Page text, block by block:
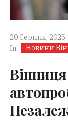
20 Серпня, 2025
In
Новини